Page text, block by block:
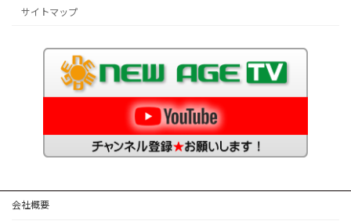
サイトマップ
会社概要